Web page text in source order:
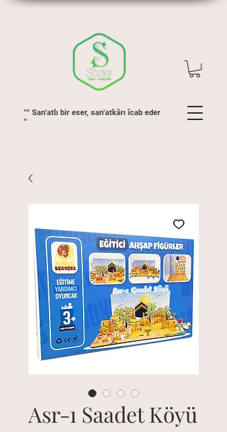
"" San'atlı bir eser, san'atkârı îcab eder
''
Asr-ı Saadet Köyü